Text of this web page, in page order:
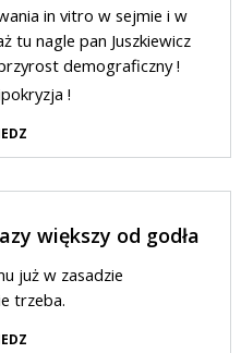
in vitro w sejmie i w
tu nagle pan Juszkiewicz
demograficzny !
!
większy od godła
już w zasadzie
trzeba.